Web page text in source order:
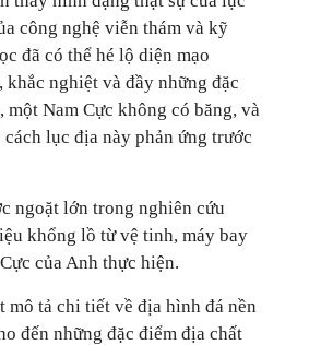
công nghệ viễn thám và kỹ
đã có thể hé lộ diện mạo
nghiệt và đầy những đặc
Nam Cực không có băng, và
lục địa này phản ứng trước
ngoặt lớn trong nghiên cứu
khổng lồ từ vệ tinh, máy bay
của Anh thực hiện.
mô tả chi tiết về địa hình đá nền
đến những đặc điểm địa chất